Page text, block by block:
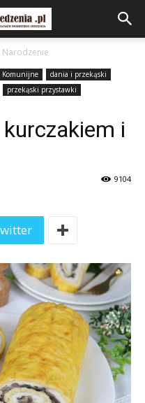
Narodzenie
Komunijne
dania i przekąski
przekąski przystawki
i
9104